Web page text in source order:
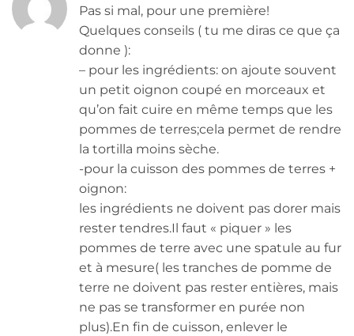
Pas si mal, pour une première!
Quelques conseils ( tu me diras ce que ça
donne ):
– pour les ingrédients: on ajoute souvent
un petit oignon coupé en morceaux et
qu’on fait cuire en même temps que les
pommes de terres;cela permet de rendre
la tortilla moins sèche.
-pour la cuisson des pommes de terres +
oignon:
les ingrédients ne doivent pas dorer mais
rester tendres.Il faut « piquer » les
pommes de terre avec une spatule au fur
et à mesure( les tranches de pomme de
terre ne doivent pas rester entières, mais
ne pas se transformer en purée non
plus).En fin de cuisson, enlever le